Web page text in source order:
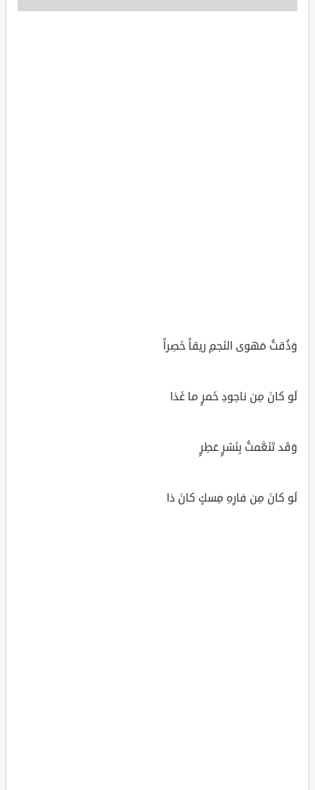
وَذُقتُ مَهوى النَجمِ ريقاً خَصِراً
لَو كانَ مِن ناجودِ خَمرٍ ما غَذا
وَقَد تَنَعَّمتُ بِنَشرٍ عَطِرٍ
لَو كانَ مِن فارِهِ مِسكٍ كانَ ذا